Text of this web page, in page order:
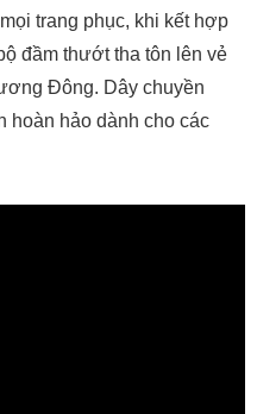
trang phục, khi kết hợp
đầm thướt tha tôn lên vẻ
Đông. Dây chuyền
hảo dành cho các